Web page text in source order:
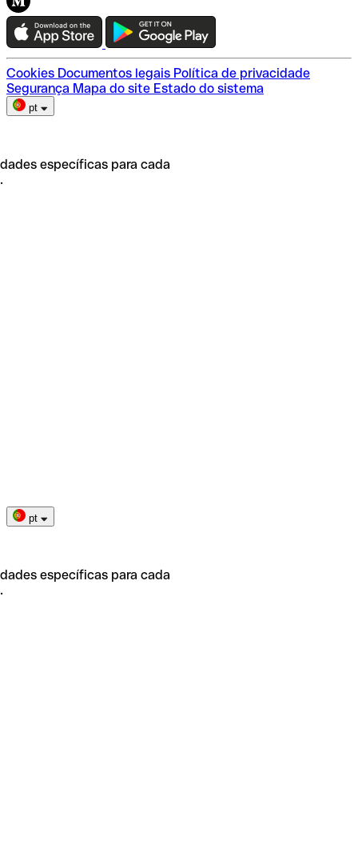
Teste a Qonto
Escolha do plano
Cookies Documentos legais Política de privacidade
Segurança Mapa do site Estado do sistema
pt
específicas para cada
pt
específicas para cada